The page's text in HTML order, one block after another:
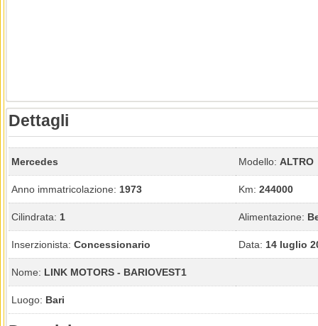
Dettagli
Mercedes Modello: ALTRO
Anno immatricolazione: 1973 Km: 244000
Cilindrata: 1 Alimentazione:
Inserzionista: Concessionario Data: 14 luglio
Nome: LINK MOTORS - BARIOVEST1
Luogo: Bari